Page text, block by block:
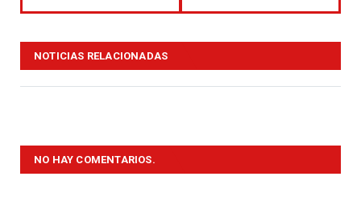
NOTICIAS RELACIONADAS
NO HAY COMENTARIOS.